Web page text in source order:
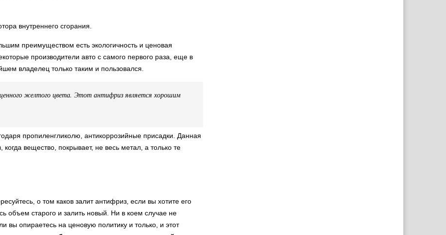
внутреннего сгорания.
преимуществом есть экологичность и ценовая
производители авто с самого первого раза, еще в
владелец только таким и пользовался.
желтого цвета. Этот антифриз является хорошим
пропиленгликолю, антикоррозийные присадки. Данная
вещество, покрывает, не весь метал, а только те
о том каков залит антифриз, если вы хотите его
объем старого и залить новый. Ни в коем случае не
вы опираетесь на ценовую политику и только, и этот